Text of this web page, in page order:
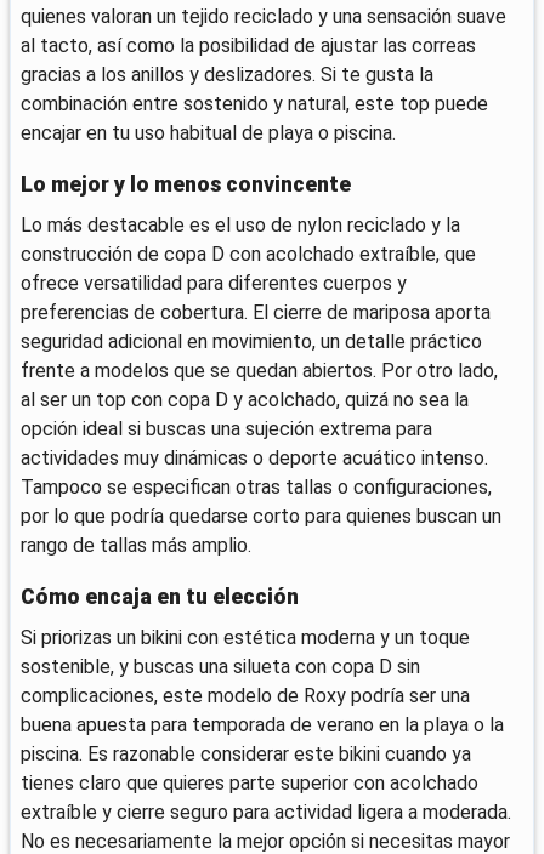
quienes valoran un tejido reciclado y una sensación suave
al tacto, así como la posibilidad de ajustar las correas
gracias a los anillos y deslizadores. Si te gusta la
combinación entre sostenido y natural, este top puede
encajar en tu uso habitual de playa o piscina.
Lo mejor y lo menos convincente
Lo más destacable es el uso de nylon reciclado y la
construcción de copa D con acolchado extraíble, que
ofrece versatilidad para diferentes cuerpos y
preferencias de cobertura. El cierre de mariposa aporta
seguridad adicional en movimiento, un detalle práctico
frente a modelos que se quedan abiertos. Por otro lado,
al ser un top con copa D y acolchado, quizá no sea la
opción ideal si buscas una sujeción extrema para
actividades muy dinámicas o deporte acuático intenso.
Tampoco se especifican otras tallas o configuraciones,
por lo que podría quedarse corto para quienes buscan un
rango de tallas más amplio.
Cómo encaja en tu elección
Si priorizas un bikini con estética moderna y un toque
sostenible, y buscas una silueta con copa D sin
complicaciones, este modelo de Roxy podría ser una
buena apuesta para temporada de verano en la playa o la
piscina. Es razonable considerar este bikini cuando ya
tienes claro que quieres parte superior con acolchado
extraíble y cierre seguro para actividad ligera a moderada.
No es necesariamente la mejor opción si necesitas mayor